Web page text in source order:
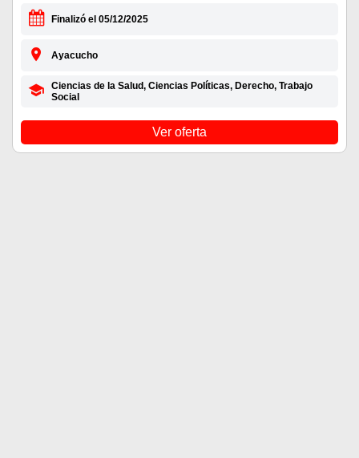
Finalizó el 05/12/2025
Ayacucho
Ciencias de la Salud, Ciencias Políticas, Derecho, Trabajo
Social
Ver oferta